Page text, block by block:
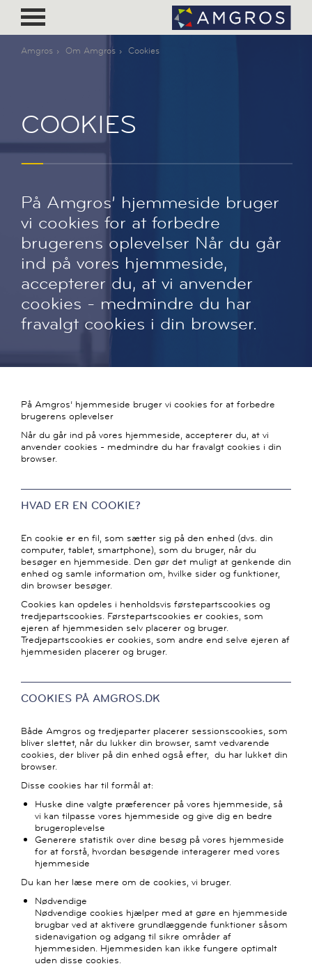
Amgros Om Amgros Cookies
COOKIES
På Amgros’ hjemmeside bruger
vi cookies for at forbedre
brugerens oplevelser Når du går
ind på vores hjemmeside,
accepterer du, at vi anvender
cookies - medmindre du har
fravalgt cookies i din browser.
På Amgros’ hjemmeside bruger vi cookies for at forbedre
brugerens oplevelser
Når du går ind på vores hjemmeside, accepterer du, at vi
anvender cookies - medmindre du har fravalgt cookies i din
browser.
HVAD ER EN COOKIE?
En cookie er en fil, som sætter sig på den enhed (dvs. din
computer, tablet, smartphone), som du bruger, når du
besøger en hjemmeside. Den gør det muligt at genkende din
enhed og samle information om, hvilke sider og funktioner,
din browser besøger.
Cookies kan opdeles i henholdsvis førstepartscookies og
tredjepartscookies. Førstepartscookies er cookies, som
ejeren af hjemmesiden selv placerer og bruger.
Tredjepartscookies er cookies, som andre end selve ejeren af
hjemmesiden placerer og bruger.
COOKIES PÅ AMGROS.DK
Både Amgros og tredjeparter placerer sessionscookies, som
bliver slettet, når du lukker din browser, samt vedvarende
cookies, der bliver på din enhed også efter, du har lukket din
browser.
Disse cookies har til formål at:
Huske dine valgte præferencer på vores hjemmeside, så
vi kan tilpasse vores hjemmeside og give dig en bedre
brugeroplevelse
Generere statistik over dine besøg på vores hjemmeside
for at forstå, hvordan besøgende interagerer med vores
hjemmeside
Du kan her læse mere om de cookies, vi bruger.
Nødvendige
Nødvendige cookies hjælper med at gøre en hjemmeside
brugbar ved at aktivere grundlæggende funktioner såsom
sidenavigation og adgang til sikre områder af
hjemmesiden. Hjemmesiden kan ikke fungere optimalt
uden disse cookies.